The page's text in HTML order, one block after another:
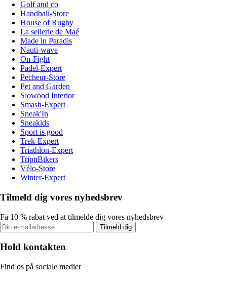
Golf and co
Handball-Store
House of Rugby
La sellerie de Maé
Made in Paradis
Nauti-wave
On-Fight
Padel-Expert
Pecheur-Store
Pet and Garden
Slowood Interior
Smash-Expert
Sneak'In
Sneakids
Sport is good
Trek-Expert
Triathlon-Expert
TripnBikers
Vélo-Store
Winter-Expert
Tilmeld dig vores nyhedsbrev
Få 10 % rabat ved at tilmelde dig vores nyhedsbrev
Tilmeld dig
Hold kontakten
Find os på sociale medier